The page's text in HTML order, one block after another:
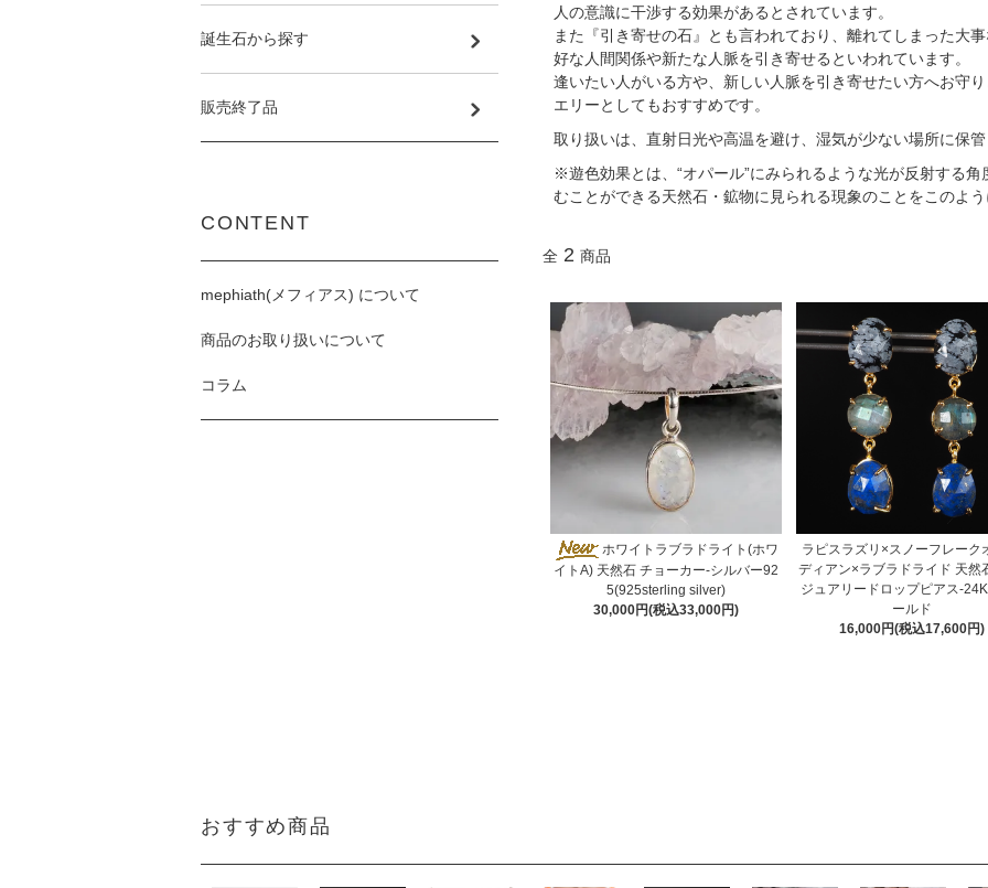
人の意識に干渉する効果があるとされています。
また『引き寄せの石』とも言われており、離れてしまった大
好な人間関係や新たな人脈を引き寄せるといわれています。
逢いたい人がいる方や、新しい人脈を引き寄せたい方へお守
エリーとしてもおすすめです。
取り扱いは、直射日光や高温を避け、湿気が少ない場所に保管
※遊色効果とは、“オパール”にみられるような光が反射する
むことができる天然石・鉱物に見られる現象のことをこのよう
全 2 商品
ホワイトラブラドライト(ホワ
イトA) 天然石 チョーカー-シルバー92
5(925sterling silver)
30,000円(税込33,000円)
ラピスラズリ×スノーフレーク
ディアン×ラブラドライド 天然
ジュアリードロップピアス-
ールド
16,000円(税込17,600円)
誕生石から探す
販売終了品
CONTENT
mephiath(メフィアス) について
商品のお取り扱いについて
コラム
おすすめ商品